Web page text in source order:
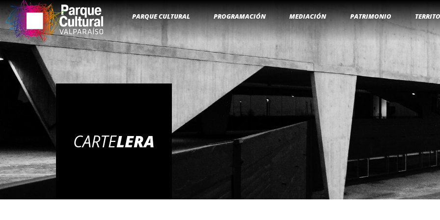
PARQUE CULTURAL PROGRAMACIÓN MEDIACIÓN PATRIMONIO
CARTELERA